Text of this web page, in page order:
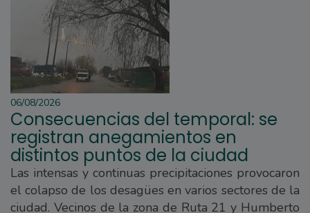
06/08/2026
Consecuencias del temporal: se
registran anegamientos en
distintos puntos de la ciudad
Las intensas y continuas precipitaciones provocaron
el colapso de los desagües en varios sectores de la
ciudad. Vecinos de la zona de Ruta 21 y Humberto